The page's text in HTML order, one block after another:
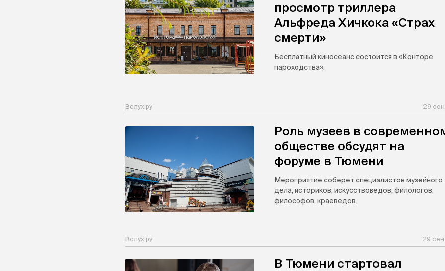
просмотр триллера
Альфреда Хичкока «Страх
смерти»
Бесплатный киносеанс состоится в «Конторе
пароходства».
Вслух.ру 29
Роль музеев в
обществе обсудят на
форуме в Тюмени
Мероприятие соберет специалистов музейного
дела, историков, искусствоведов, филологов,
философов, краеведов.
Вслух.ру 29
В Тюмени стартовал